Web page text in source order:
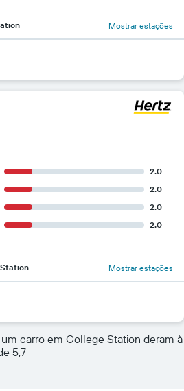
Mostrar estações
2.0
2.0
2.0
2.0
Mostrar estações
carro em College Station deram à
5,7